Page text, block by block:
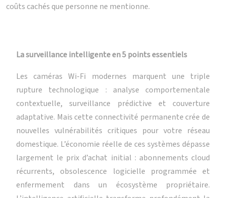
coûts cachés que personne ne mentionne.
La surveillance intelligente en 5 points essentiels
Les caméras Wi-Fi modernes marquent une triple
rupture technologique : analyse comportementale
contextuelle, surveillance prédictive et couverture
adaptative. Mais cette connectivité permanente crée de
nouvelles vulnérabilités critiques pour votre réseau
domestique. L’économie réelle de ces systèmes dépasse
largement le prix d’achat initial : abonnements cloud
récurrents, obsolescence logicielle programmée et
enfermement dans un écosystème propriétaire.